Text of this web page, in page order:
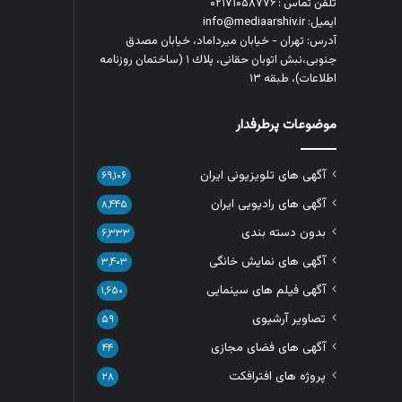
ایمیل: info@mediaarshiv.ir
آدرس: تهران - خیابان میرداماد، خیابان مصدق
جنوبی،نبش اتوبان حقانی، پلاك ١ (ساختمان روزنامه
اطلاعات)، طبقه ۱۳
موضوعات پرطرفدار
آگهی های تلویزیونی ایران ۶۹,۱۰۶
آگهی های رادیویی ایران ۸,۴۴۵
بدون دسته بندی ۶,۳۳۳
آگهی های نمایش خانگی ۳,۴۰۳
آگهی فیلم های سینمایی ۱,۶۵۰
تصاویر آرشیوی ۵۹
آگهی های فضای مجازی ۴۴
پروژه های افترافکت ۲۸